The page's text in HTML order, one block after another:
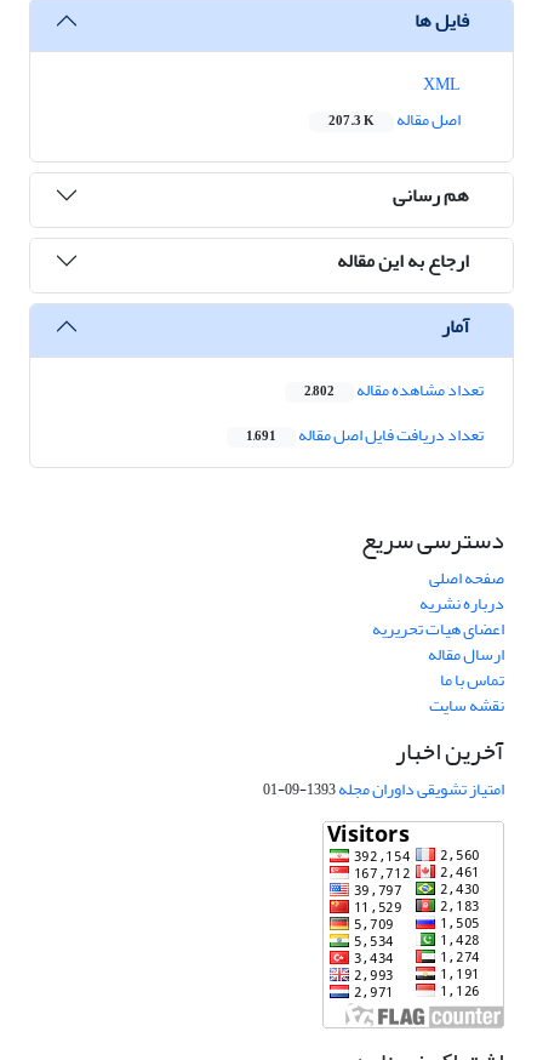
فایل ها
اصل مقاله
207.3 K
هم رسانی
ارجاع به این مقاله
آمار
تعداد مشاهده مقاله 2,802
تعداد دریافت فایل اصل مقاله 1,691
دسترسی سریع
صفحه اصلی
درباره نشریه
اعضای هیات تحریریه
ارسال مقاله
تماس با ما
نقشه سایت
آخرین اخبار
امتیاز تشویقی داوران مجله1393-09-01